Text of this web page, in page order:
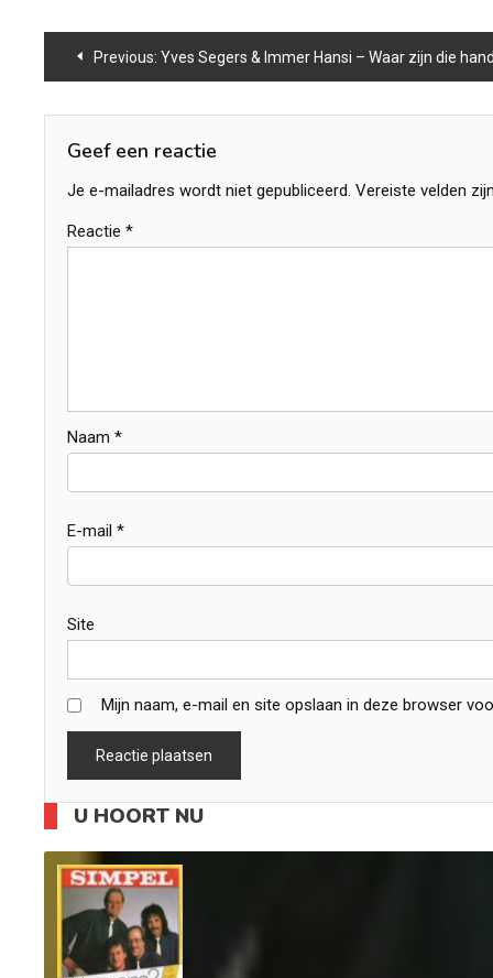
Bericht
navigatie
Previous: Yves Segers & Immer Hansi – Waar zijn die
Geef een reactie
Je e-mailadres wordt niet gepubliceerd. Vereiste velden
Reactie *
Naam *
E-mail *
Site
Mijn naam, e-mail en site opslaan in deze browser
U HOORT NU